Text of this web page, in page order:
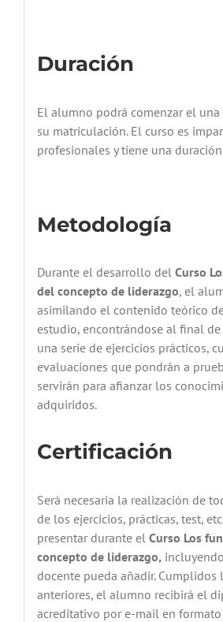
Duración
El alumno podrá comenzar el
su matriculación. El curso es
profesionales y tiene una
Metodología
Durante el desarrollo del Curso
del concepto de liderazgo, el
asimilando el contenido teórico
estudio, encontrándose al final de
una serie de ejercicios prácticos,
evaluaciones que pondrán a
servirán para afianzar los
adquiridos.
Certificación
Será necesaria la realización de
de los ejercicios, prácticas, test,
presentar durante el Curso Los
concepto de liderazgo,
docente pueda añadir. Cumplidos
anteriores, el alumno recibirá el
acreditativo por e-mail en formato